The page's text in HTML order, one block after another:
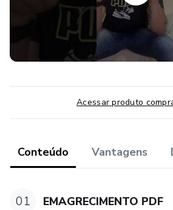
Acessar produto
Conteúdo Vantagens
01 EMAGRECIMENTO PDF